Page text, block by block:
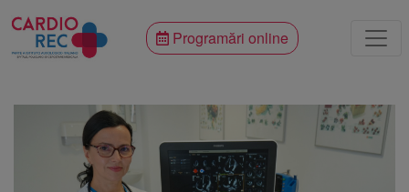
Programări online